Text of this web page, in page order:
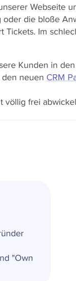
Webseite
die bloße
Im
Kunden in
neuen CRM
frei
"Own